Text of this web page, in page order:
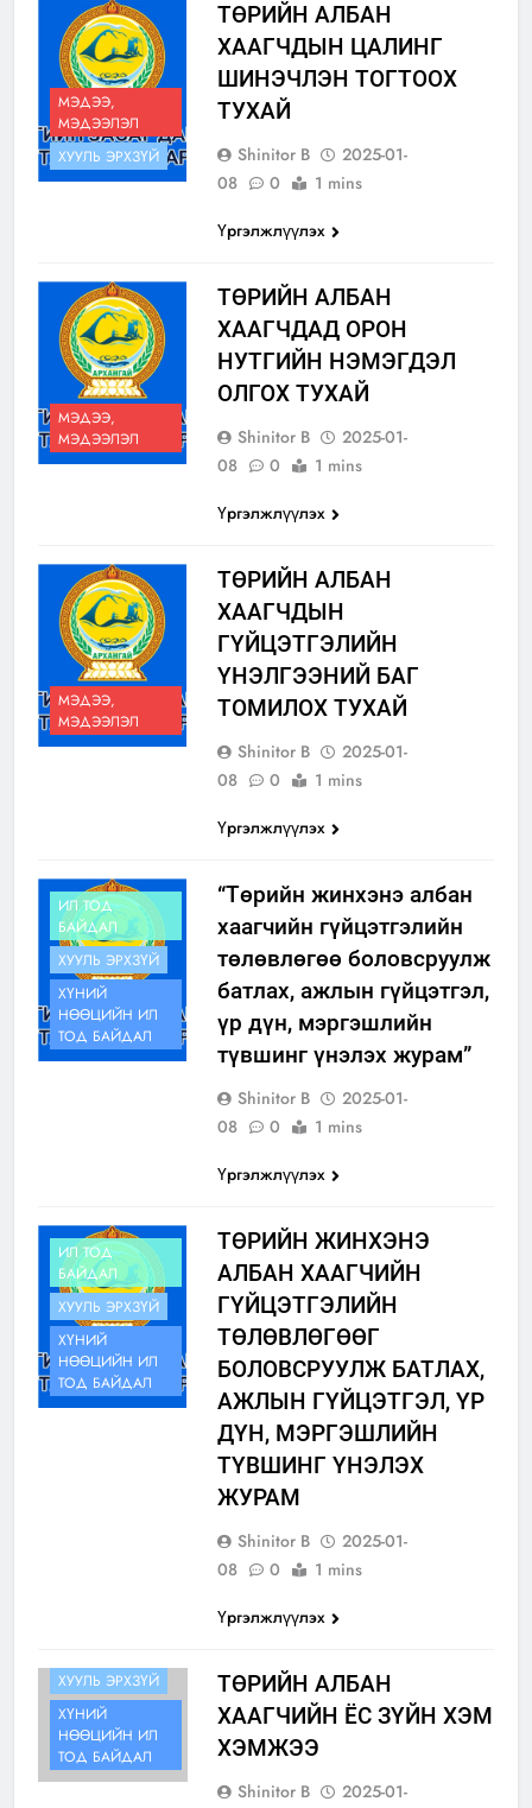
МЭДЭЭ,
МЭДЭЭЛЭЛ
ХУУЛЬ ЭРХЗҮЙ
ТӨРИЙН АЛБАН
ХААГЧДЫН ЦАЛИНГ
ШИНЭЧЛЭН ТОГТООХ
ТУХАЙ
Shinitor B
2025-01-
08
0
1 mins
Үргэлжлүүлэх
МЭДЭЭ,
МЭДЭЭЛЭЛ
ТӨРИЙН АЛБАН
ХААГЧДАД ОРОН
НУТГИЙН НЭМЭГДЭЛ
ОЛГОХ ТУХАЙ
Shinitor B
2025-01-
08
0
1 mins
Үргэлжлүүлэх
МЭДЭЭ,
МЭДЭЭЛЭЛ
ТӨРИЙН АЛБАН
ХААГЧДЫН
ГҮЙЦЭТГЭЛИЙН
ҮНЭЛГЭЭНИЙ БАГ
ТОМИЛОХ ТУХАЙ
Shinitor B
2025-01-
08
0
1 mins
Үргэлжлүүлэх
ИЛ ТОД
БАЙДАЛ
ХУУЛЬ ЭРХЗҮЙ
ХҮНИЙ
НӨӨЦИЙН ИЛ
ТОД БАЙДАЛ
“Төрийн жинхэнэ албан
хаагчийн гүйцэтгэлийн
төлөвлөгөө боловсруулж
батлах, ажлын гүйцэтгэл,
үр дүн, мэргэшлийн
түвшинг үнэлэх журам”
Shinitor B
2025-01-
08
0
1 mins
Үргэлжлүүлэх
ИЛ ТОД
БАЙДАЛ
ХУУЛЬ ЭРХЗҮЙ
ХҮНИЙ
НӨӨЦИЙН ИЛ
ТОД БАЙДАЛ
ТӨРИЙН ЖИНХЭНЭ
АЛБАН ХААГЧИЙН
ГҮЙЦЭТГЭЛИЙН
ТӨЛӨВЛӨГӨӨГ
БОЛОВСРУУЛЖ БАТЛАХ,
АЖЛЫН ГҮЙЦЭТГЭЛ, ҮР
ДҮН, МЭРГЭШЛИЙН
ТҮВШИНГ ҮНЭЛЭХ
ЖУРАМ
Shinitor B
2025-01-
08
0
1 mins
Үргэлжлүүлэх
ХУУЛЬ ЭРХЗҮЙ
ХҮНИЙ
НӨӨЦИЙН ИЛ
ТОД БАЙДАЛ
ТӨРИЙН АЛБАН
ХААГЧИЙН ЁС ЗҮЙН ХЭМ
ХЭМЖЭЭ
Shinitor B 2025-01-